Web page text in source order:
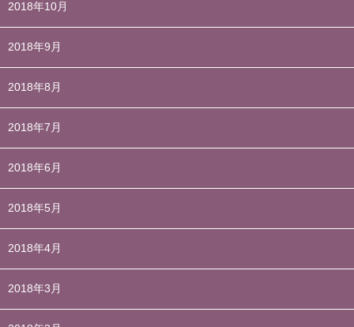
2018年10月
2018年9月
2018年8月
2018年7月
2018年6月
2018年5月
2018年4月
2018年3月